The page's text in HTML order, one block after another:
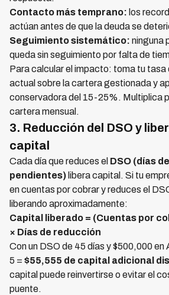
Contacto más temprano: los
actúan antes de que la deuda se
Seguimiento sistemático: ninguna
queda sin seguimiento por falta de
Para calcular el impacto: toma tu tasa
actual sobre la cartera gestionada y
conservadora del 15-25%. Multiplica
cartera mensual.
3. Reducción del DSO y
capital
Cada día que reduces el DSO (días
pendientes) libera capital. Si tu
en cuentas por cobrar y reduces el
liberando aproximadamente:
Capital liberado = (Cuentas por
× Días de reducción
Con un DSO de 45 días y $500,000 en
5 = $55,555 de capital adicional
capital puede reinvertirse o evitar el
puente.